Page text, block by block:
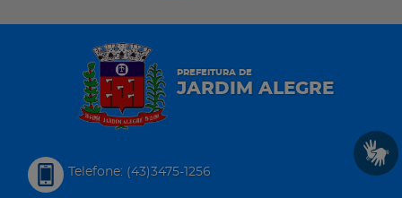
PREFEITURA DE
JARDIM ALEGRE
Telefone: (43)3475-1256